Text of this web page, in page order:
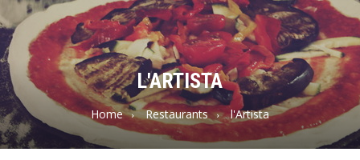
L'ARTISTA
Home Restaurants l'Artista